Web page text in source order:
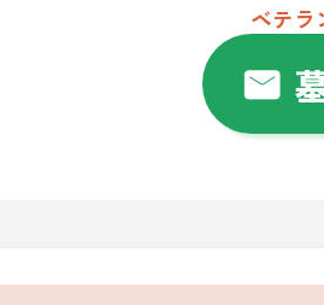
ベテラ
mail